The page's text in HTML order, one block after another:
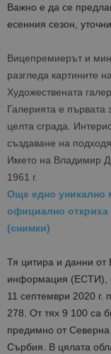
Важно е да се
есенния сезон,
Вицепремиерът и
разгледа картините
Художествената
Галерията е първата
целта сграда.
създаване на
Името на Владимир
1961 г.
Още едно уникално
официално откриха
(снимки)
Тя цитира и данни от
информация (ЕСТИ),
11 септември 2020 г.
278. От тях 9 100 са
предимно от
Сърбия. В цялата